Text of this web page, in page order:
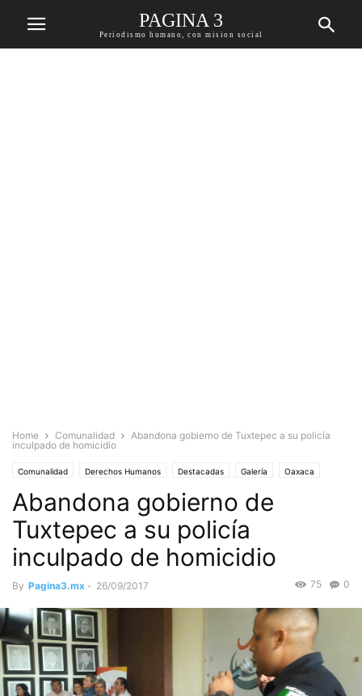
PAGINA 3
Periodismo humano, con mision social
Home Comunalidad
Abandona gobierno de Tuxtepec a su policía
inculpado de homicidio
Comunalidad Derechos Humanos Destacadas Galería Oaxaca
La Cuenca
Abandona gobierno de
Tuxtepec a su policía
inculpado de homicidio
By Pagina3.mx - 26/09/2017 0
75